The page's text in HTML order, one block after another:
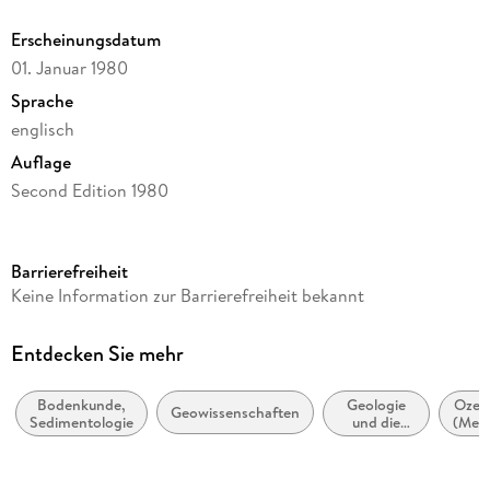
Erscheinungsdatum
01. Januar 1980
Sprache
englisch
Auflage
Second Edition 1980
Reihe
Autor/Autorin
Verlag/Hersteller
Springer
Barrierefreiheit
Keine Information zur Barrierefreiheit bekannt
Entdecken Sie mehr
Bodenkunde,
Sedimentologie
Geowissenschaften
Geologie
und die
Lithosphäre